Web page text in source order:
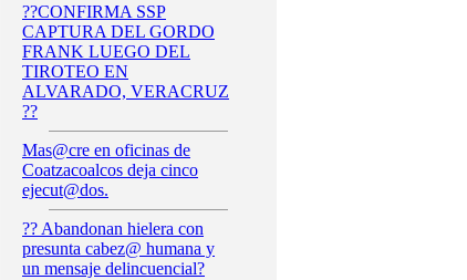
??CONFIRMA SSP
CAPTURA DEL GORDO
FRANK LUEGO DEL
TIROTEO EN
ALVARADO, VERACRUZ
??
Mas@cre en oficinas de
Coatzacoalcos deja cinco
ejecut@dos.
?? Abandonan hielera con
presunta cabez@ humana y
un mensaje delincuencial?